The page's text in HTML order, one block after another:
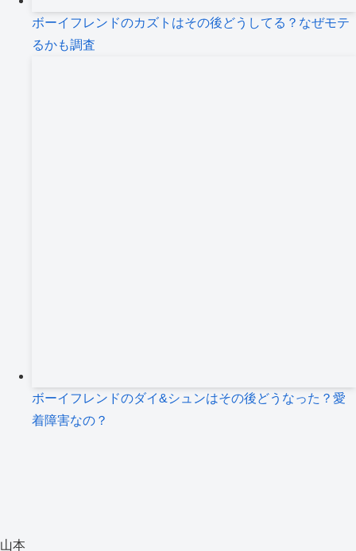
ボーイフレンドのカズトはその後どうしてる？なぜモテ
るかも調査
ボーイフレンドのダイ&シュンはその後どうなった？愛
着障害なの？
山本